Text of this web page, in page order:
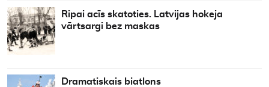
Ripai acīs skatoties. Latvijas hokeja
vārtsargi bez maskas
Dramatiskais biatlons